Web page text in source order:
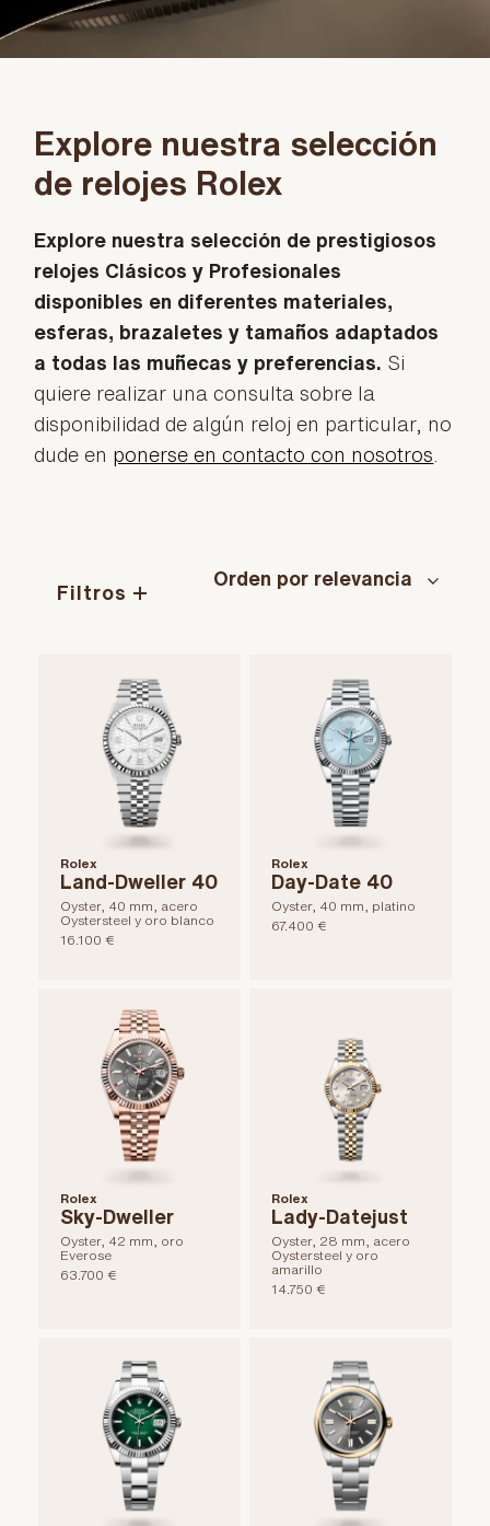
Explore nuestra selección
de relojes Rolex
Explore nuestra selección de prestigiosos
relojes Clásicos y Profesionales
disponibles en diferentes materiales,
esferas, brazaletes y tamaños adaptados
a todas las muñecas y preferencias. Si
quiere realizar una consulta sobre la
disponibilidad de algún reloj en particular, no
dude en ponerse en contacto con nosotros
Filtros
Rolex
Land-Dweller 40
Oyster, 40 mm, acero
Oystersteel y oro blanco
16.100 €
Rolex
Day-Date 40
Oyster, 40 mm, platino
67.400 €
Rolex
Sky-Dweller
Oyster, 42 mm, oro
Everose
63.700 €
Rolex
Lady-Datejust
Oyster, 28 mm, acero
Oystersteel y oro
amarillo
14.750 €